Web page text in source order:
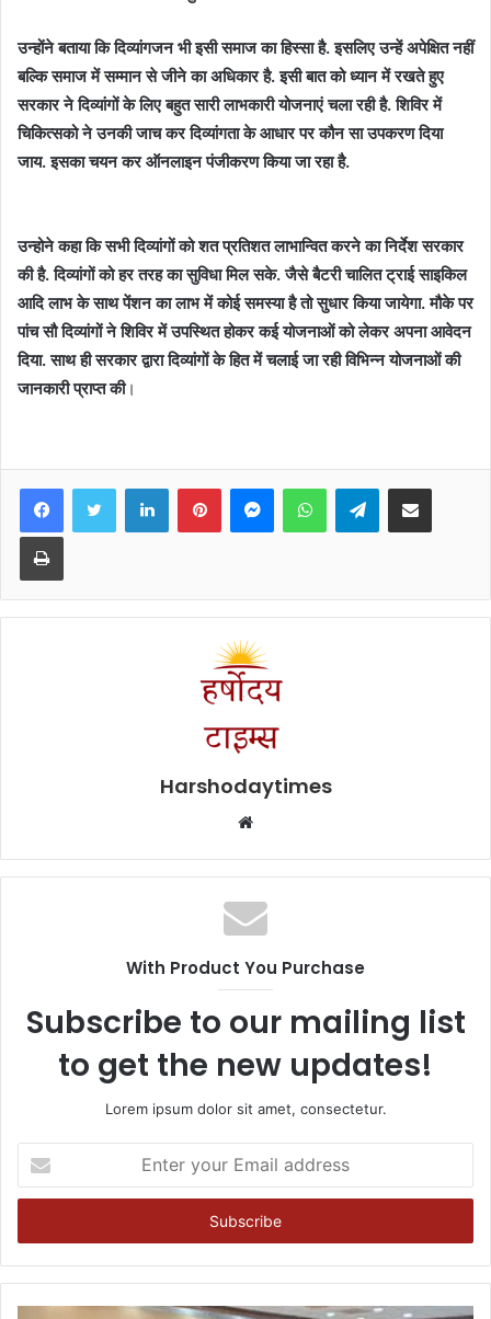
उन्होंने बताया कि दिव्यांगजन भी इसी समाज का हिस्सा है. इसलिए उन्हें अपेक्षित नहीं
बल्कि समाज में सम्मान से जीने का अधिकार है. इसी बात को ध्यान में रखते हुए
सरकार ने दिव्यांगों के लिए बहुत सारी लाभकारी योजनाएं चला रही है. शिविर में
चिकित्सको ने उनकी जाच कर दिव्यांगता के आधार पर कौन सा उपकरण दिया
जाय. इसका चयन कर ऑनलाइन पंजीकरण किया जा रहा है.
उन्होने कहा कि सभी दिव्यांगों को शत प्रतिशत लाभान्वित करने का निर्देश सरकार
की है. दिव्यांगों को हर तरह का सुविधा मिल सके. जैसे बैटरी चालित ट्राई साइकिल
आदि लाभ के साथ पेंशन का लाभ में कोई समस्या है तो सुधार किया जायेगा. मौके पर
पांच सौ दिव्यांगों ने शिविर में उपस्थित होकर कई योजनाओं को लेकर अपना आवेदन
दिया. साथ ही सरकार द्वारा दिव्यांगों के हित में चलाई जा रही विभिन्न योजनाओं की
जानकारी प्राप्त की।
FacebookTwitter LinkedInPinterestMessengerWhatsAppTelegramShare via Email
Print
Harshodaytimes
Website
With Product You Purchase
Subscribe to our mailing list
to get the new updates!
Lorem ipsum dolor sit amet, consectetur.
your
Email